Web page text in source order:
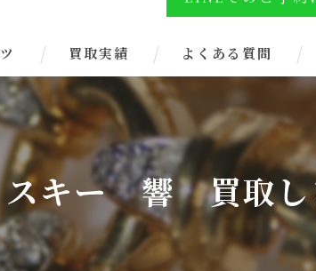
買取実績 よくある質問
キー 響 買取し